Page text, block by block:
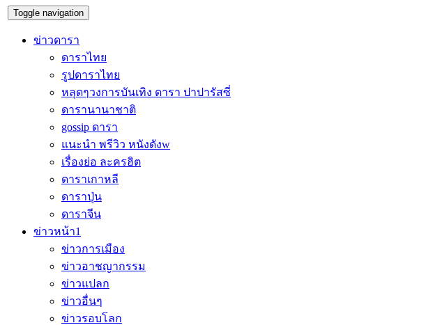
Toggle navigation
ข่าวดารา
ดาราไทย
รูปดาราไทย
หลุดๆวงการบันเทิง ดารา ปาปารัสซี่
ดารานานาชาติ
gossip ดารา
แนะนำ พรีวิว หนังดังw
เรื่องย่อ ละครฮิต
ดาราเกาหลี
ดาราปุ่น
ดาราจีน
ข่าวหน้า1
ข่าวการเมือง
ข่าวอาชญากรรม
ข่าวแปลก
ข่าวอื่นๆ
ข่าวรอบโลก